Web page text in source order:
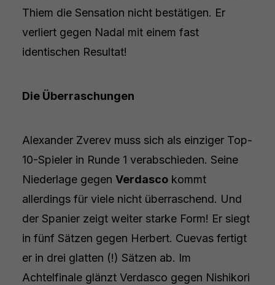
Thiem die Sensation nicht bestätigen. Er
verliert gegen Nadal mit einem fast
identischen Resultat!
Die Überraschungen
Alexander Zverev muss sich als einziger Top-
10-Spieler in Runde 1 verabschieden. Seine
Niederlage gegen Verdascokommt
allerdings für viele nicht überraschend. Und
der Spanier zeigt weiter starke Form! Er siegt
in fünf Sätzen gegen Herbert. Cuevas fertigt
er in drei glatten (!) Sätzen ab. Im
Achtelfinale glänzt Verdasco gegen Nishikori